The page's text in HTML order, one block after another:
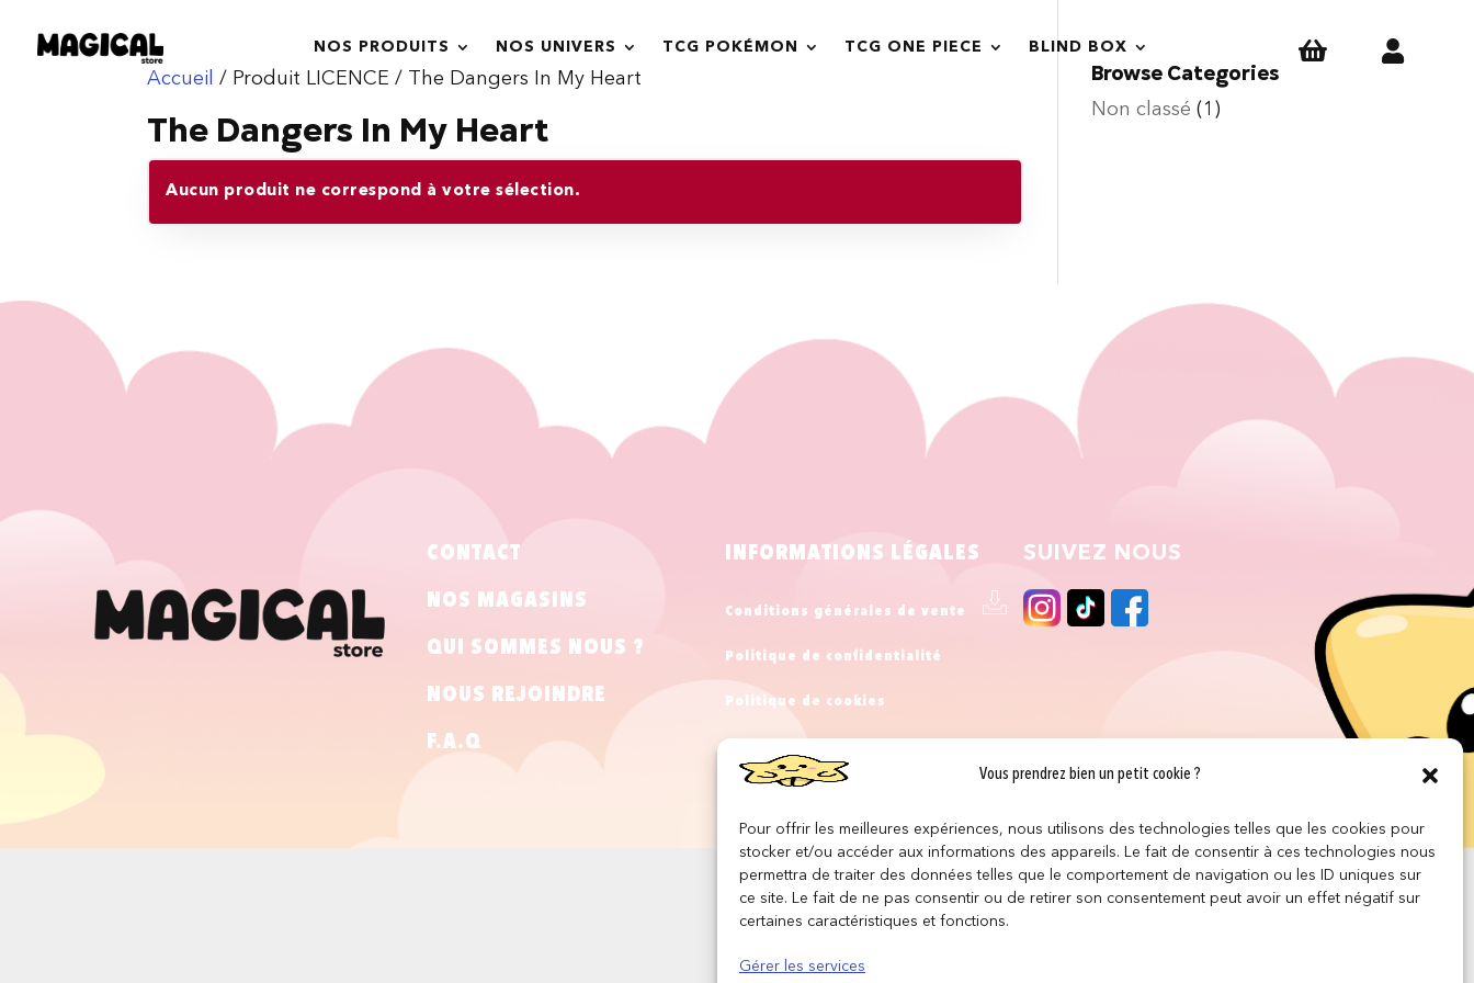
Vous prendrez bien un petit cookie ?
Pour offrir les meilleures expériences, nous utilisons des technologies telles que les cookies pour
stocker et/ou accéder aux informations des appareils. Le fait de consentir à ces technologies nous
permettra de traiter des données telles que le comportement de navigation ou les ID uniques sur
ce site. Le fait de ne pas consentir ou de retirer son consentement peut avoir un effet négatif sur
certaines caractéristiques et fonctions.
Gérer les services
NOS PRODUITS NOS UNIVERS TCG POKÉMON TCG ONE PIECE BLIND BOX  
Accueil / Produit LICENCE / The Dangers In My Heart
The Dangers In My Heart
Aucun produit ne correspond à votre sélection.
Browse Categories
Non classé (1)
CONTACT
NOS MAGASINS
QUI SOMMES NOUS ?
NOUS REJOINDRE
F.A.Q
INFORMATIONS LÉGALES
Conditions générales de vente
Politique de confidentialité
Politique de cookies
SUIVEZ NOUS